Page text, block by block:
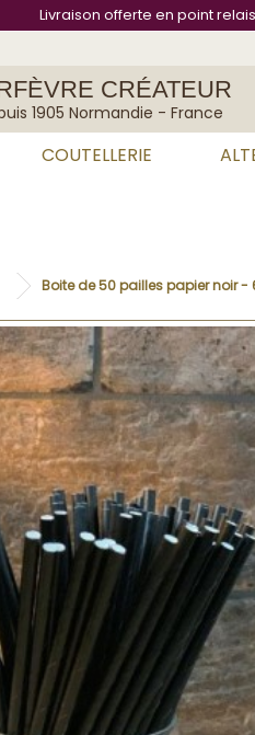
Livraison offerte en point
CRÉATEUR
1905 Normandie - France
COUTELLERIE
Boite de 50 pailles papier noir